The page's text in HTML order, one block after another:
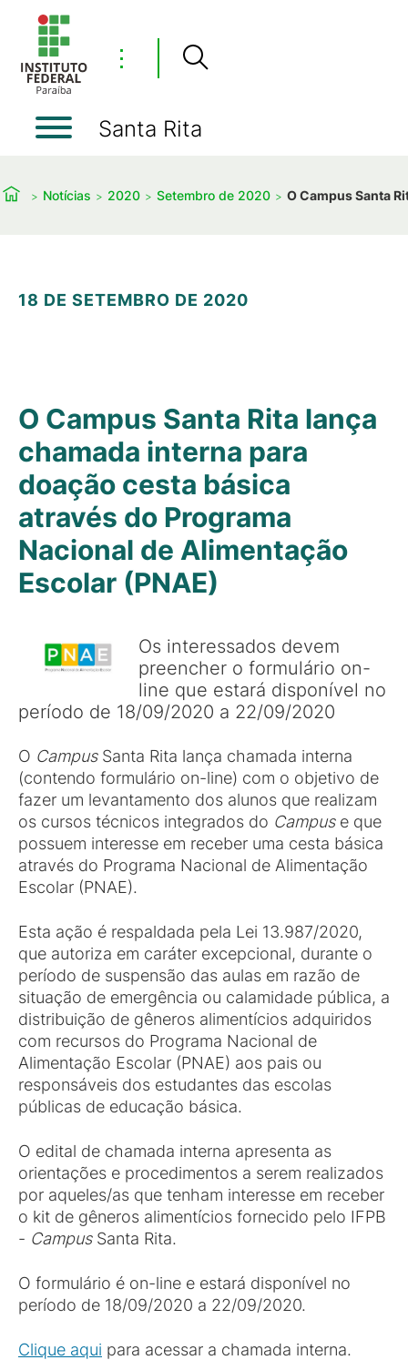
⋮
Santa Rita
Notícias 2020 Setembro de 2020 O Campus Santa
18 DE SETEMBRO DE 2020
O Campus Santa Rita lança
chamada interna para
doação cesta básica
através do Programa
Nacional de Alimentação
Escolar (PNAE)
Os interessados devem
preencher o formulário on-
line que estará disponível no
período de 18/09/2020 a 22/09/2020
O CampusSanta Rita lança chamada interna
(contendo formulário on-line) com o objetivo de
fazer um levantamento dos alunos que realizam
os cursos técnicos integrados do Campuse que
possuem interesse em receber uma cesta básica
através do Programa Nacional de Alimentação
Escolar (PNAE).
Esta ação é respaldada pela Lei 13.987/2020,
que autoriza em caráter excepcional, durante o
período de suspensão das aulas em razão de
situação de emergência ou calamidade pública, a
distribuição de gêneros alimentícios adquiridos
com recursos do Programa Nacional de
Alimentação Escolar (PNAE) aos pais ou
responsáveis dos estudantes das escolas
públicas de educação básica.
O edital de chamada interna apresenta as
orientações e procedimentos a serem realizados
por aqueles/as que tenham interesse em receber
o kit de gêneros alimentícios fornecido pelo IFPB
- CampusSanta Rita.
O formulário é on-line e estará disponível no
período de 18/09/2020 a 22/09/2020.
Clique aqui para acessar a chamada interna.